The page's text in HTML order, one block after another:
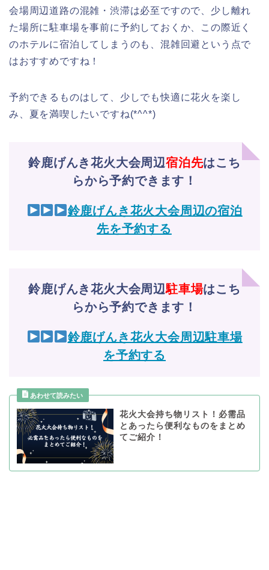
会場周辺道路の混雑・渋滞は必至ですので、少し離れ
た場所に駐車場を事前に予約しておくか、この際近く
のホテルに宿泊してしまうのも、混雑回避という点で
はおすすめですね！
予約できるものはして、少しでも快適に花火を楽し
み、夏を満喫したいですね(*^^*)
鈴鹿げんき花火大会周辺宿泊先はこち
らから予約できます！
鈴鹿げんき花火大会周辺の宿泊
先を予約する
鈴鹿げんき花火大会周辺駐車場はこち
らから予約できます！
鈴鹿げんき花火大会周辺駐車場
を予約する
花火大会持ち物リスト！必需品
とあったら便利なものをまとめ
てご紹介！